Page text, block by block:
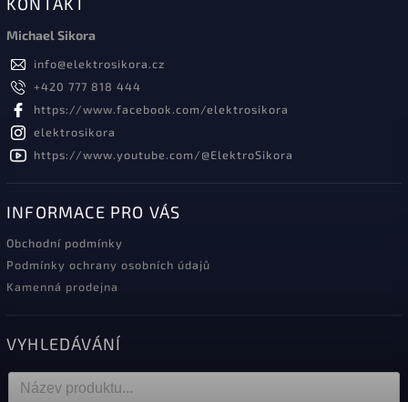
Michael Sikora
info@elektrosikora.cz
+420 777 818 444
https://www.facebook.com/elektrosikora
elektrosikora
https://www.youtube.com/@ElektroSikora
INFORMACE PRO VÁS
Obchodní podmínky
Podmínky ochrany osobních údajů
Kamenná prodejna
VYHLEDÁVÁNÍ